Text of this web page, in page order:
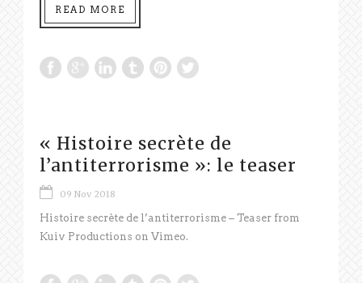
READ MORE
« Histoire secrète de
l’antiterrorisme »: le teaser
09 Nov 2018
Histoire secrète de l’antiterrorisme – Teaser from
Kuiv Productions on Vimeo.